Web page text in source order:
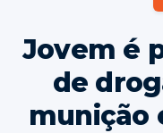
Jovem é
de
munição